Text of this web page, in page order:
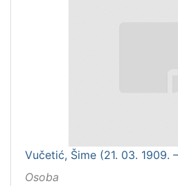
Vučetić, Šime (21. 03. 1909.
Osoba